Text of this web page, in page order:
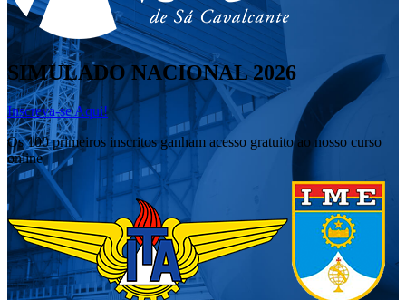
SIMULADO NACIONAL 2026
Inscreva-se Aqui!
Os 100 primeiros inscritos ganham acesso gratuito ao nosso curso
online